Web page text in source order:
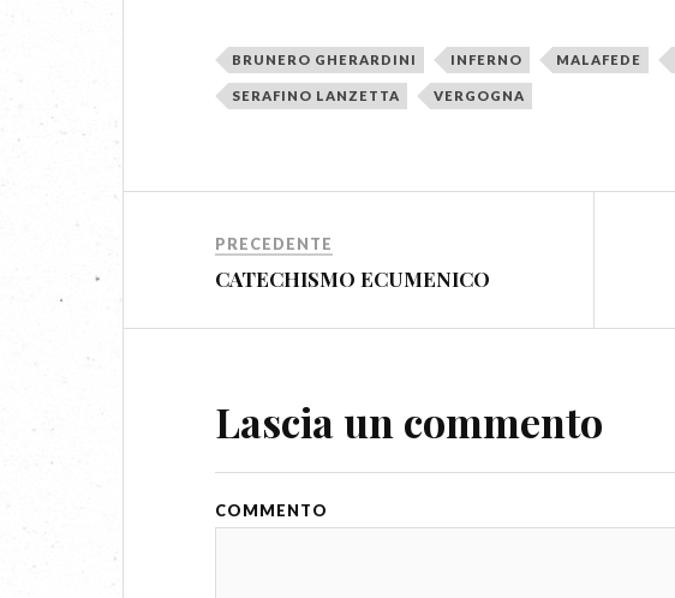
BRUNERO GHERARDINI INFERNO MALAFEDE
SERAFINO LANZETTA VERGOGNA
PRECEDENTE
CATECHISMO ECUMENICO
Lascia un commento
COMMENTO